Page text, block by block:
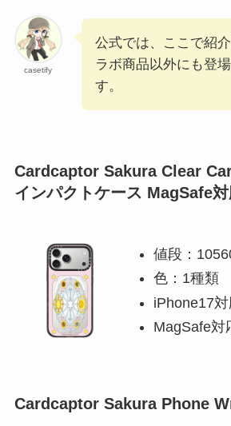
casetify
公式では、ここで紹
ラボ商品以外にも登
す。
Cardcaptor Sakura Clear
インパクトケース MagSafe
値段：
色：1種類
iPhone17
MagSafe対
Cardcaptor Sakura Phone